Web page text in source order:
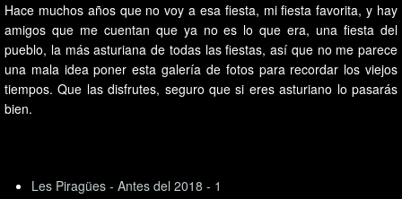
Hace muchos años que no voy a esa fiesta, mi fiesta favorita, y hay
amigos que me cuentan que ya no es lo que era, una fiesta del
pueblo, la más asturiana de todas las fiestas, así que no me parece
una mala idea poner esta galería de fotos para recordar los viejos
tiempos. Que las disfrutes, seguro que si eres asturiano lo pasarás
bien.
Les Piragües - Antes del 2018 - 1